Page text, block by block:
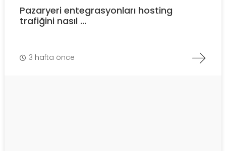
Pazaryeri entegrasyonları hosting
trafiğini nasıl ...
3 hafta önce